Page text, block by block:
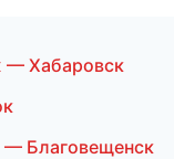
— Хабаровск
Благовещенск